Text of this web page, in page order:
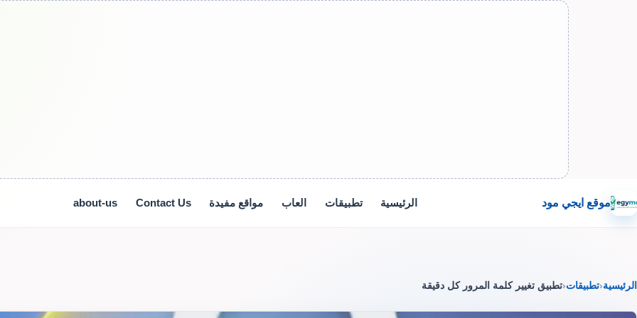
موقع ايجي مود الرئيسية تطبيقات العاب مواقع مفيدة Contact Us
about-us
الرئيسية‹تطبيقات‹تطبيق تغيير كلمة المرور كل دقيقة